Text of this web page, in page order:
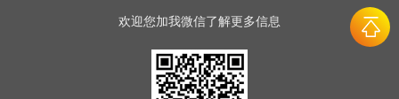
欢迎您加我微信了解更多信息